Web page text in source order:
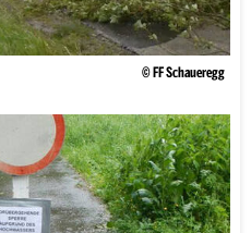
© FF Schaueregg